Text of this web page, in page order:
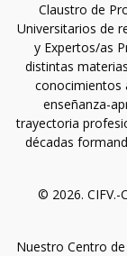
Claustro de
Universitarios de
y Expertos/as
distintas
conocimientos
enseñanza-
trayectoria
décadas
© 2026. CIFV.-
Nuestro Centro